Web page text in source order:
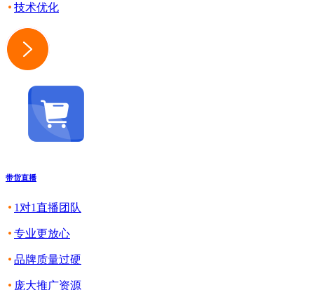
技术优化
带货直播
1对1直播团队
专业更放心
品牌质量过硬
庞大推广资源